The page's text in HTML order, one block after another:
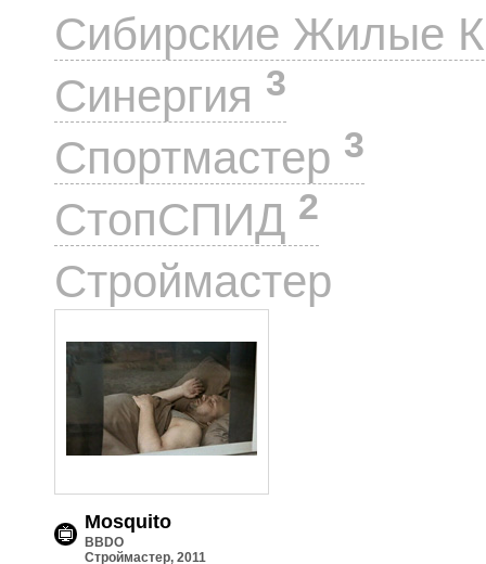
Сибирские Жилые
Синергия 3
Спортмастер 3
СтопСПИД 2
Строймастер
Mosquito
BBDO
Строймастер, 2011